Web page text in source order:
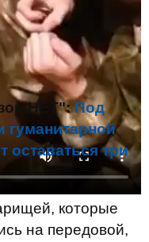
Под
гуманитарной
оставаться три
которые
на передовой,